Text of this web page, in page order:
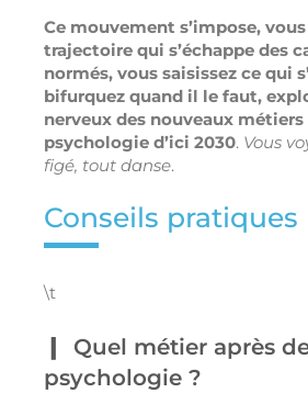
Ce mouvement s’impose,
trajectoire qui s’échappe des
normés, vous saisissez ce qui
bifurquez quand il le faut,
nerveux des nouveaux métiers
psychologie d’ici 2030. Vous
figé, tout danse.
Conseils pratiques
\t
Quel métier après
psychologie ?